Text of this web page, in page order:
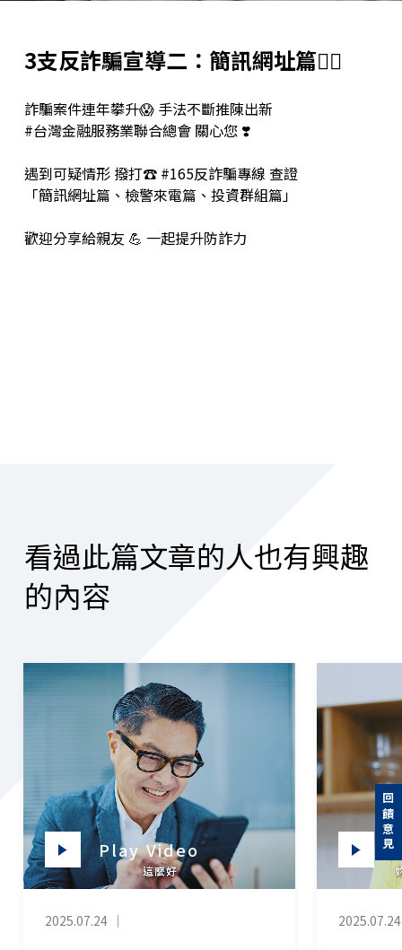
3支反詐騙宣導二 ： 簡訊網址篇👇🏻
詐騙案件連年攀升😱 手法不斷推陳出新
#台灣金融服務業聯合總會關心您 ❣️
遇到可疑情形 撥打☎️ #165反詐騙專線 查證
「簡訊網址篇、檢警來電篇、投資群組篇」
歡迎分享給親友 💪 一起提升防詐力
看過此篇文章的人也有興趣
的內容
Play Video
2025.07.24 ｜ 2025.07.24
回饋意見